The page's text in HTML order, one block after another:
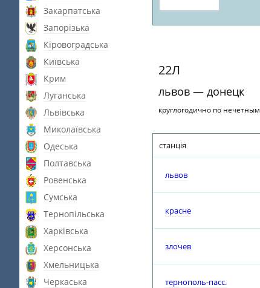
Закарпатська
Запорізька
Кіровоградська
Київська
Крим
Луганська
Львівська
Миколаївська
Одеська
Полтавська
Ровенська
Сумська
Тернопільська
Харківська
Херсонська
Хмельницька
Черкаська
22Л
львов — донецк
круглогодично по нечетным
станція
львов
красне
злочев
тернополь-пасс.